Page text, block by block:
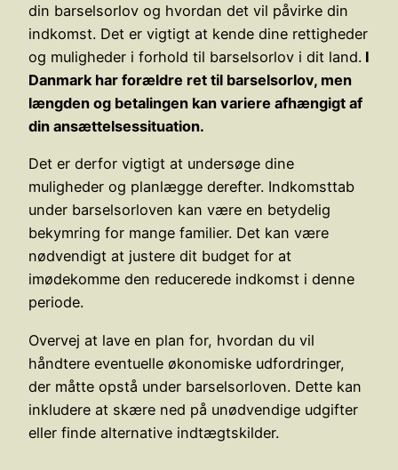
din barselsorlov og hvordan det vil påvirke din
indkomst. Det er vigtigt at kende dine rettigheder
og muligheder i forhold til barselsorlov i dit land. I
Danmark har forældre ret til barselsorlov, men
længden og betalingen kan variere afhængigt af
din ansættelsessituation.
Det er derfor vigtigt at undersøge dine
muligheder og planlægge derefter. Indkomsttab
under barselsorloven kan være en betydelig
bekymring for mange familier. Det kan være
nødvendigt at justere dit budget for at
imødekomme den reducerede indkomst i denne
periode.
Overvej at lave en plan for, hvordan du vil
håndtere eventuelle økonomiske udfordringer,
der måtte opstå under barselsorloven. Dette kan
inkludere at skære ned på unødvendige udgifter
eller finde alternative indtægtskilder.